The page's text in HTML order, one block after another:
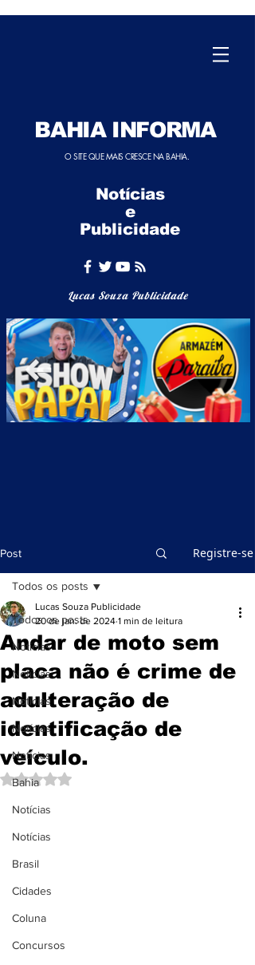
BAHIA INFORMA
O SITE QUE MAIS CRESCE NA BAHIA.
Notícias
e
Publicidade
Lucas Souza Publicidade
Post Registre-se
Todos os posts
Notícias
Notícias
Notícias
Notícias
Notícias
Bahia
Notícias
Notícias
Brasil
Cidades
Coluna
Concursos
Todos os posts
Andar de moto sem
placa não é crime de
adulteração de
identificação de
veículo.
Lucas Souza Publicidade
20 de jan. de 2024 1 min de leitura
Avaliado com NaN de 5 estrelas.